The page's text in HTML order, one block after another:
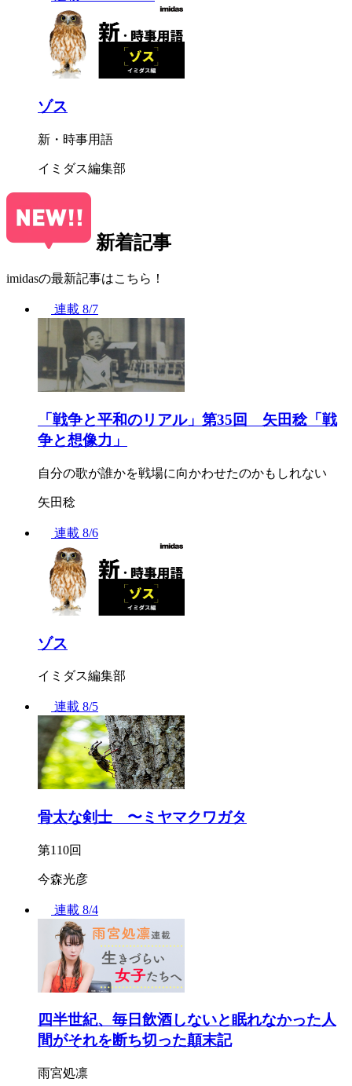
ゾス
新・時事用語
イミダス編集部
新着記事
imidasの最新記事はこちら！
連載 8/7
「戦争と平和のリアル」第35回 矢田稔「戦
争と想像力」
自分の歌が誰かを戦場に向かわせたのかもしれない
矢田稔
連載 8/6
ゾス
イミダス編集部
連載 8/5
骨太な剣士 〜ミヤマクワガタ
第110回
今森光彦
連載 8/4
四半世紀、毎日飲酒しないと眠れなかった人
間がそれを断ち切った顛末記
雨宮処凛